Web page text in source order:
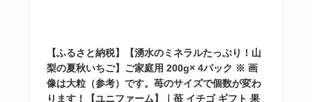
【ふるさと納税】【湧水のミネラルたっぷり！山
梨の夏秋いちご】ご家庭用 200g× 4パック ※ 画
像は大粒（参考）です。苺のサイズで個数が変わ
ります！【ユニファーム】｜苺 イチゴ ギフト 果